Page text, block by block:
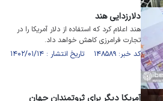
دلارزدایی هند
هند اعلام کرد که استفاده از دلار آمریکا را در
تجارت فرامرزی کاهش خواهد داد.
کد خبر: ۱۴۸۵۸۹ تاریخ انتشار : ۱۴۰۲/۰۱/۱۴
آمریکا دیگر برای ثروتمندان جهان